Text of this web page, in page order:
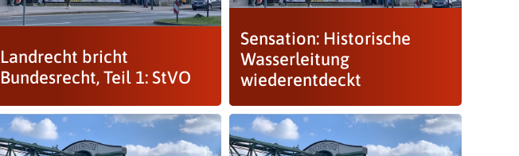
Landrecht bricht
Bundesrecht, Teil 1: StVO
Sensation: Historische
Wasserleitung
wiederentdeckt